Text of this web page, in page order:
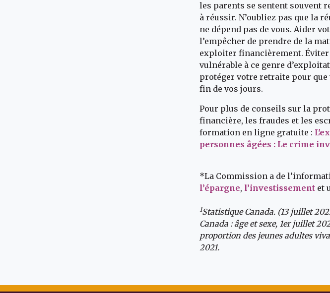
les parents se sentent souvent
à réussir. N’oubliez pas que la
ne dépend pas de vous. Aider
l’empêcher de prendre de la
exploiter financièrement. Éviter
vulnérable à ce genre
protéger votre retraite pour que
fin de vos jours.
Pour plus de conseils sur la
financière, les fraudes et les
formation en ligne gratuite :
personnes âgées : Le crime
*La Commission a de
l’épargne, l’investissement et
1Statistique Canada. (13 juillet
Canada : âge et sexe, 1er juillet
proportion des jeunes adultes
2021.